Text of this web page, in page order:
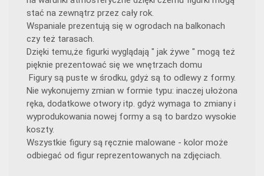
stać na zewnątrz przez cały rok.
Wspaniale prezentują się w ogrodach na balkonach
czy też tarasach.
Dzięki temu,że figurki wyglądają " jak żywe " mogą też
pięknie prezentować się we wnętrzach domu
Figury są puste w środku, gdyż są to odlewy z formy.
Nie wykonujemy zmian w formie typu: inaczej ułożona
ręka, dodatkowe otwory itp. gdyż wymaga to zmiany i
wyprodukowania nowej formy a są to bardzo wysokie
koszty.
Wszystkie figury są ręcznie malowane - kolor może
odbiegać od figur reprezentowanych na zdjęciach.